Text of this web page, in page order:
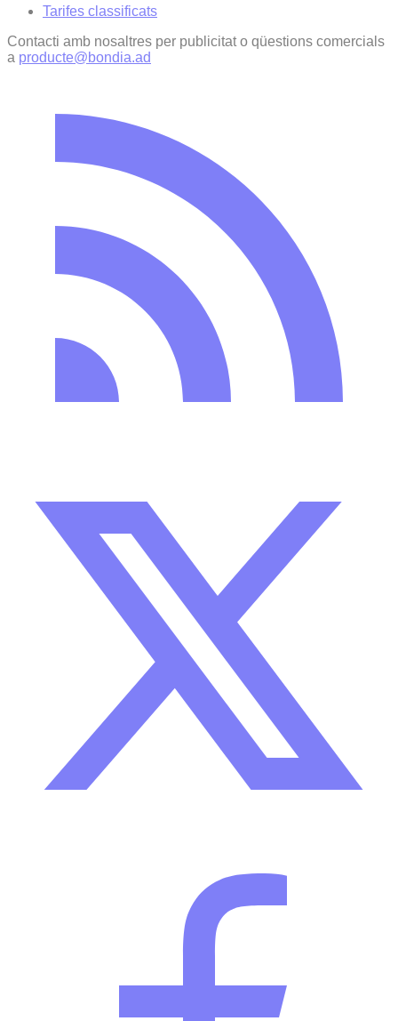
Tarifes classificats
Contacti amb nosaltres per publicitat o qüestions comercials
a producte@bondia.ad